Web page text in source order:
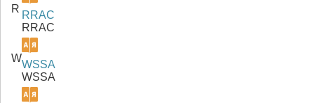
R
RRAC
RRAC
W
WSSA
WSSA